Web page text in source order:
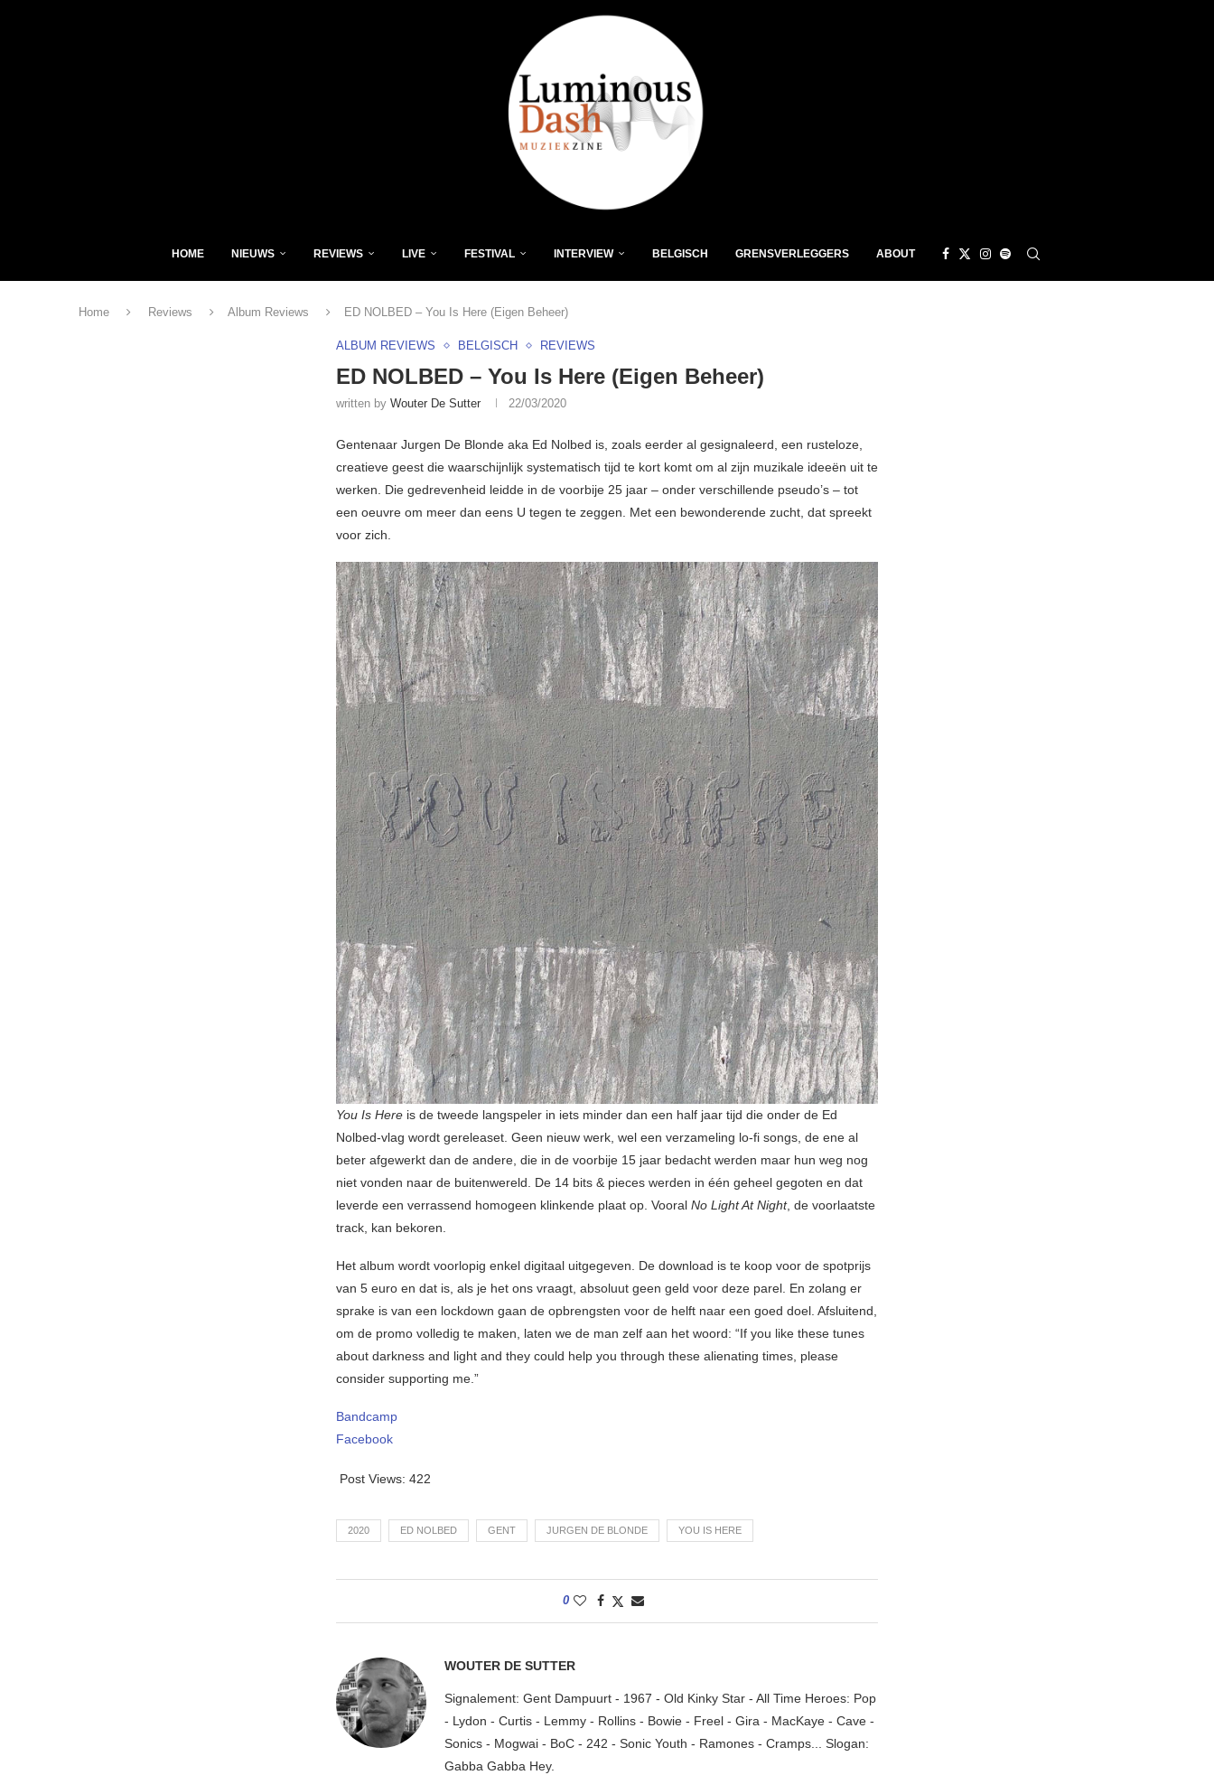
HOME NIEUWS REVIEWS LIVE FESTIVAL INTERVIEW BELGISCH GRENSVERLEGGERS ABOUT
Home Reviews Album Reviews ED NOLBED – You Is Here (Eigen Beheer)
ALBUM REVIEWS BELGISCH REVIEWS
ED NOLBED – You Is Here (Eigen Beheer)
written by Wouter De Sutter 22/03/2020
Gentenaar Jurgen De Blonde aka Ed Nolbed is, zoals eerder al gesignaleerd, een rusteloze,
creatieve geest die waarschijnlijk systematisch tijd te kort komt om al zijn muzikale ideeën uit te
werken. Die gedrevenheid leidde in de voorbije 25 jaar – onder verschillende pseudo’s – tot
een oeuvre om meer dan eens U tegen te zeggen. Met een bewonderende zucht, dat spreekt
voor zich.
You Is Here is de tweede langspeler in iets minder dan een half jaar tijd die onder de Ed
Nolbed-vlag wordt gereleaset. Geen nieuw werk, wel een verzameling lo-fi songs, de ene al
beter afgewerkt dan de andere, die in de voorbije 15 jaar bedacht werden maar hun weg nog
niet vonden naar de buitenwereld. De 14 bits & pieces werden in één geheel gegoten en dat
leverde een verrassend homogeen klinkende plaat op. Vooral No Light At Night, de voorlaatste
track, kan bekoren.
Het album wordt voorlopig enkel digitaal uitgegeven. De download is te koop voor de spotprijs
van 5 euro en dat is, als je het ons vraagt, absoluut geen geld voor deze parel. En zolang er
sprake is van een lockdown gaan de opbrengsten voor de helft naar een goed doel. Afsluitend,
om de promo volledig te maken, laten we de man zelf aan het woord: “If you like these tunes
about darkness and light and they could help you through these alienating times, please
consider supporting me.”
Bandcamp
Facebook
Post Views: 422
2020 ED NOLBED GENT JURGEN DE BLONDE YOU IS HERE
0
WOUTER DE SUTTER
Signalement: Gent Dampuurt - 1967 - Old Kinky Star - All Time Heroes: Pop
- Lydon - Curtis - Lemmy - Rollins - Bowie - Freel - Gira - MacKaye - Cave -
Sonics - Mogwai - BoC - 242 - Sonic Youth - Ramones - Cramps... Slogan:
Gabba Gabba Hey.